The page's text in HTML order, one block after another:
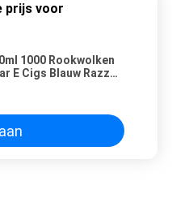
prijs voor
1000 Rookwolken
E Cigs Blauw Razz